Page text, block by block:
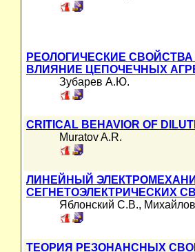
РЕОЛОГИЧЕСКИЕ
ВЛИЯНИЕ ЦЕПОЧЕЧНЫХ
Зубарев А.Ю.
CRITICAL BEHAVIOR OF
Muratov A.R.
ЛИНЕЙНЫЙ
СЕГНЕТОЭЛЕКТРИЧЕСКИХ
Яблонский С.В.,
ТЕОРИЯ РЕЗОНАНСНЫХ